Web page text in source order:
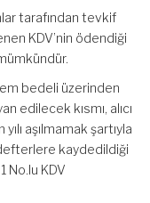
tarafından tevkif
KDV’nin ödendiği
bedeli üzerinden
edilecek kısmı, alıcı
aşılmamak şartıyla
kaydedildiği
No.lu KDV